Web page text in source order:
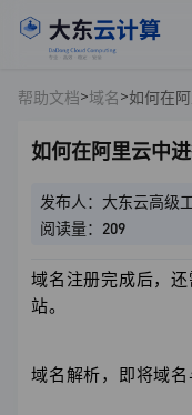
帮助文档>域名>如何在
如何在阿里云中
发布人：大东云高级
阅读量：209
域名注册完成后，
站。
域名解析，即将域名